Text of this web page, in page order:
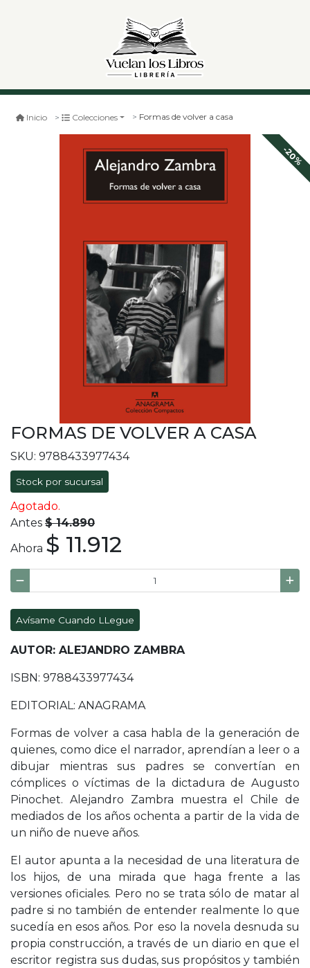
Inicio Colecciones Formas de volver a casa
-20%
FORMAS DE VOLVER A CASA
SKU: 9788433977434
Stock por sucursal
Agotado.
Antes $ 14.890
Ahora $ 11.912
Avísame Cuando LLegue
AUTOR: ALEJANDRO ZAMBRA
ISBN: 9788433977434
EDITORIAL: ANAGRAMA
Formas de volver a casa habla de la generación de
quienes, como dice el narrador, aprendían a leer o a
dibujar mientras sus padres se convertían en
cómplices o víctimas de la dictadura de Augusto
Pinochet. Alejandro Zambra muestra el Chile de
mediados de los años ochenta a partir de la vida de
un niño de nueve años.
El autor apunta a la necesidad de una literatura de
los hijos, de una mirada que haga frente a las
versiones oficiales. Pero no se trata sólo de matar al
padre si no también de entender realmente lo que
sucedía en esos años. Por eso la novela desnuda su
propia construcción, a través de un diario en que el
escritor registra sus dudas, sus propósitos y también